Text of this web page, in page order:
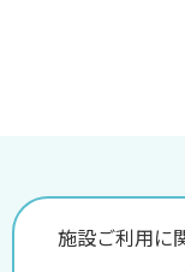
施設ご利用に